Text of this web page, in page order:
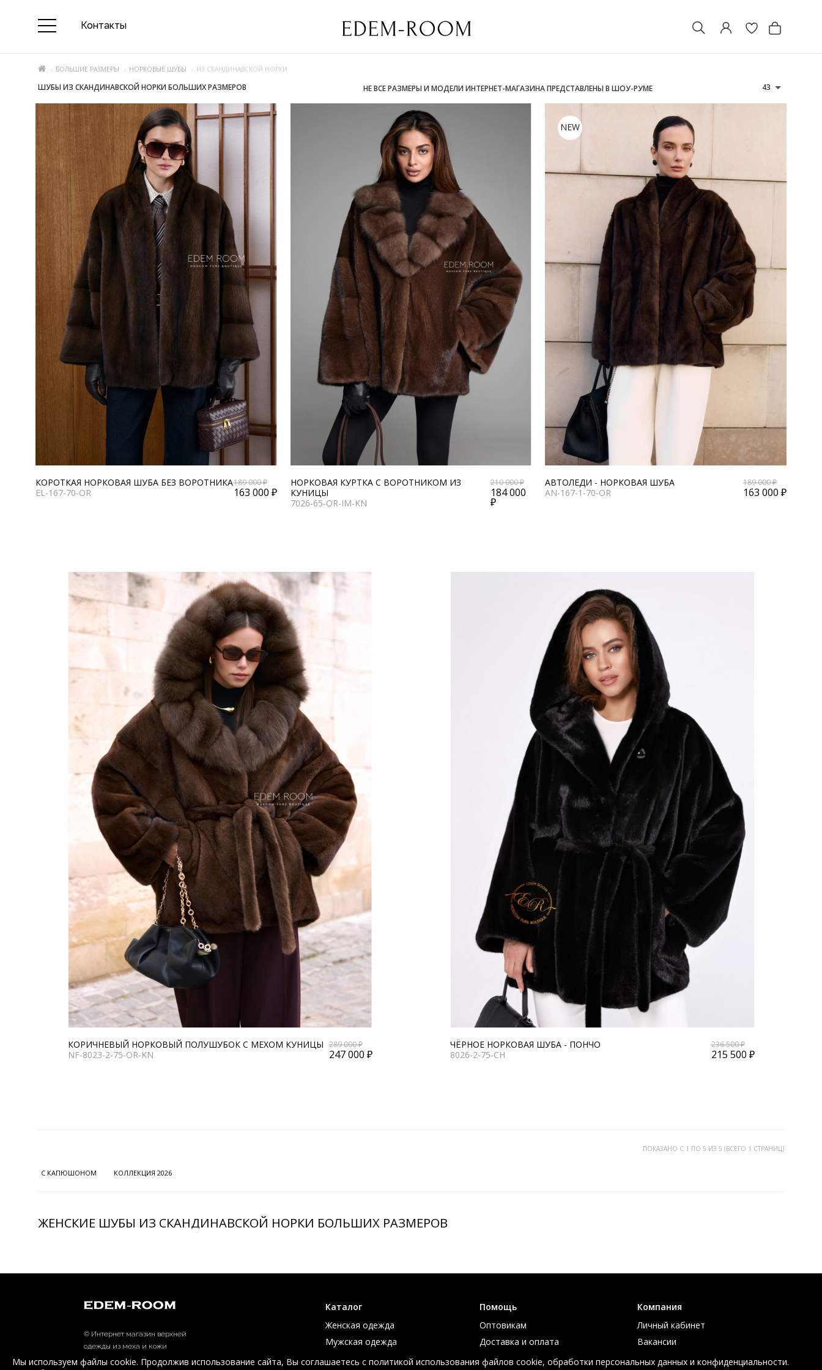
Контакты
БОЛЬШИЕ РАЗМЕРЫ НОРКОВЫЕ ШУБЫ ИЗ СКАНДИНАВСКОЙ НОРКИ
ШУБЫ ИЗ СКАНДИНАВСКОЙ НОРКИ БОЛЬШИХ РАЗМЕРОВ НЕ ВСЕ РАЗМЕРЫ И МОДЕЛИ ИНТЕРНЕТ-МАГАЗИНА ПРЕДСТАВЛЕНЫ В ШОУ-РУМЕ 43
КОРОТКАЯ НОРКОВАЯ ШУБА БЕЗ ВОРОТНИКА
EL-167-70-OR
189 000 ₽
163 000 ₽
НОРКОВАЯ КУРТКА С ВОРОТНИКОМ ИЗ
КУНИЦЫ
7026-65-OR-IM-KN
210 000 ₽
184 000
₽
NEW
АВТОЛЕДИ - НОРКОВАЯ ШУБА
AN-167-1-70-OR
189 000 ₽
163 000 ₽
КОРИЧНЕВЫЙ НОРКОВЫЙ ПОЛУШУБОК С МЕХОМ КУНИЦЫ
NF-8023-2-75-OR-KN
289 000 ₽
247 000 ₽
ЧЁРНОЕ НОРКОВАЯ ШУБА - ПОНЧО
8026-2-75-CH
236 500 ₽
215 500 ₽
ПОКАЗАНО С 1 ПО 5 ИЗ 5 (ВСЕГО 1 СТРАНИЦ)
С КАПЮШОНОМ КОЛЛЕКЦИЯ 2026
ЖЕНСКИЕ ШУБЫ ИЗ СКАНДИНАВСКОЙ НОРКИ БОЛЬШИХ РАЗМЕРОВ
© Интернет магазин верхней
одежды из меха и кожи
EDEM-ROOM 2011-2026
Каталог
Женская одежда
Мужская одежда
Большие размеры
Помощь
Оптовикам
Доставка и оплата
Таблица размеров
Компания
Личный кабинет
Вакансии
Контакты
Мы используем файлы cookie. Продолжив использование сайта, Вы соглашаетесь с политикой использования файлов cookie, обработки персональных данных и конфиденциальности.